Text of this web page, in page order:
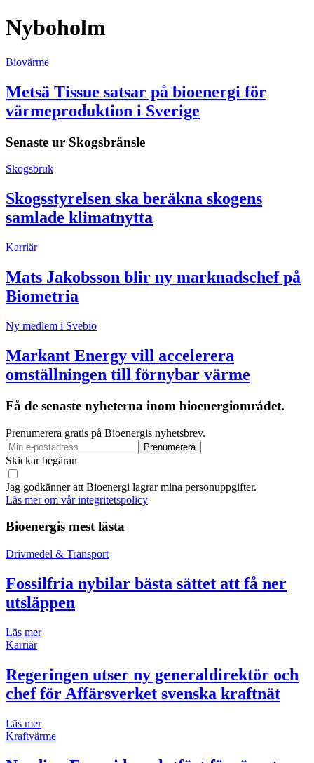
Nyboholm
Biovärme
Metsä Tissue satsar på bioenergi för
värmeproduktion i Sverige
Senaste ur Skogsbränsle
Skogsbruk
Skogsstyrelsen ska beräkna skogens
samlade klimatnytta
Karriär
Mats Jakobsson blir ny marknadschef på
Biometria
Ny medlem i Svebio
Markant Energy vill accelerera
omställningen till förnybar värme
Få de senaste nyheterna inom bioenergiområdet.
Prenumerera gratis på Bioenergis nyhetsbrev.
Skickar begäran
Jag godkänner att Bioenergi lagrar mina personuppgifter.
Läs mer om vår integritetspolicy
Bioenergis mest lästa
Drivmedel & Transport
Fossilfria nybilar bästa sättet att få ner
utsläppen
Läs mer
Karriär
Regeringen utser ny generaldirektör och
chef för Affärsverket svenska kraftnät
Läs mer
Kraftvärme